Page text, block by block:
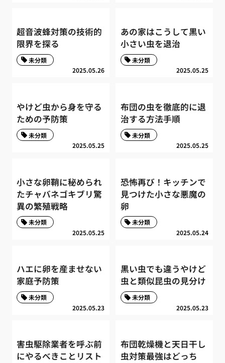
超音波蜂対策の技術的
限界を探る
2025.05.26
未分類
あの家はこうして黒い
小さい虫を退治
2025.05.25
未分類
やけど虫から身を守る
ための予防策
2025.05.25
未分類
布団の虫を徹底的に退
治する方法手順
2025.05.25
未分類
小さな卵鞘に秘められ
たチャバネゴキブリ驚
異の繁殖戦略
2025.05.25
未分類
恐怖再び！キッチンで
見つけた小さな悪魔の
卵
2025.05.24
未分類
ハエに卵を産ませない
家庭予防策
2025.05.23
未分類
黒い虫でも違うやけど
虫と類似昆虫の見分け
2025.05.23
未分類
害虫駆除業者を呼ぶ前
にやるべきことリスト
布団乾燥機と天日干し
虫対策最強はどっち